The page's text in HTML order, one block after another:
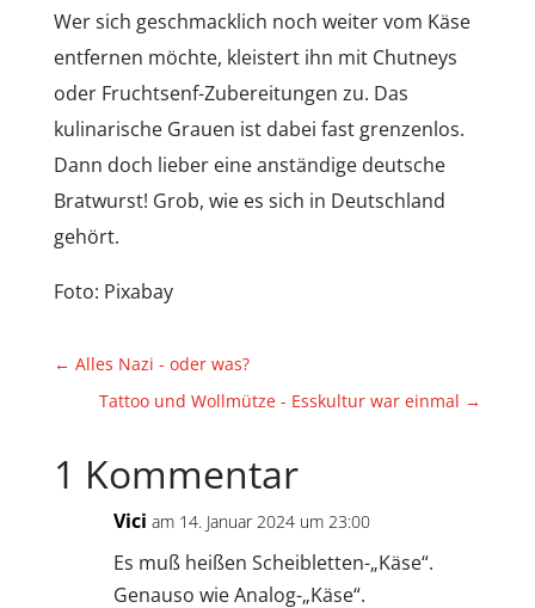
Wer sich geschmacklich noch weiter vom Käse
entfernen möchte, kleistert ihn mit Chutneys
oder Fruchtsenf-Zubereitungen zu. Das
kulinarische Grauen ist dabei fast grenzenlos.
Dann doch lieber eine anständige deutsche
Bratwurst! Grob, wie es sich in Deutschland
gehört.
Foto: Pixabay
← Alles Nazi - oder was?
Tattoo und Wollmütze - Esskultur war einmal →
1 Kommentar
Vici am 14. Januar 2024 um 23:00
Es muß heißen Scheibletten-„Käse“.
Genauso wie Analog-„Käse“.